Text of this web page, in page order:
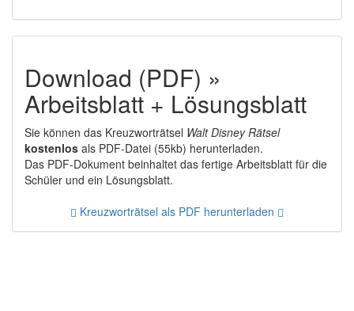
Download (PDF) »
Arbeitsblatt + Lösungsblatt
Sie können das Kreuzworträtsel Walt Disney Rätsel
kostenlos als PDF-Datei (55kb) herunterladen.
Das PDF-Dokument beinhaltet das fertige Arbeitsblatt für die
Schüler und ein Lösungsblatt.
Kreuzworträtsel als PDF herunterladen